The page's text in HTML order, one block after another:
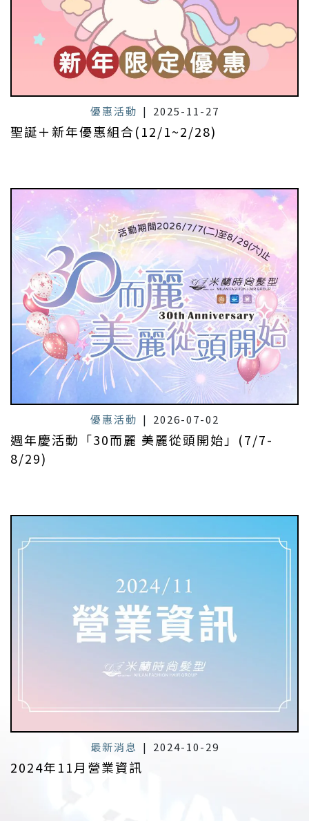
優惠活動 | 2025-11-27
聖誕＋新年優惠組合(12/1~2/28)
優惠活動 | 2026-07-02
週年慶活動「30而麗 美麗從頭開始」(7/7-
8/29)
最新消息 | 2024-10-29
2024年11月營業資訊